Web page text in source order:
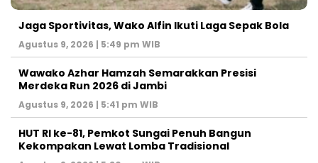
Jaga Sportivitas, Wako Alfin Ikuti Laga Sepak Bola
Agustus 9, 2026 | 5:49 pm WIB
Wawako Azhar Hamzah Semarakkan Presisi
Merdeka Run 2026 di Jambi
Agustus 9, 2026 | 5:41 pm WIB
HUT RI ke-81, Pemkot Sungai Penuh Bangun
Kekompakan Lewat Lomba Tradisional